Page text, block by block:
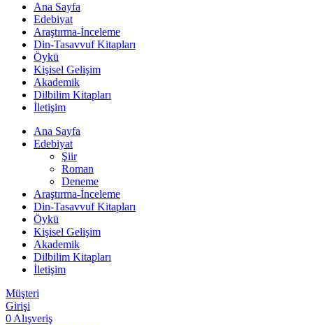
Ana Sayfa
Edebiyat
Araştırma-İnceleme
Din-Tasavvuf Kitapları
Öykü
Kişisel Gelişim
Akademik
Dilbilim Kitapları
İletişim
Ana Sayfa
Edebiyat
Şiir
Roman
Deneme
Araştırma-İnceleme
Din-Tasavvuf Kitapları
Öykü
Kişisel Gelişim
Akademik
Dilbilim Kitapları
İletişim
Müşteri
Girişi
0 Alışveriş